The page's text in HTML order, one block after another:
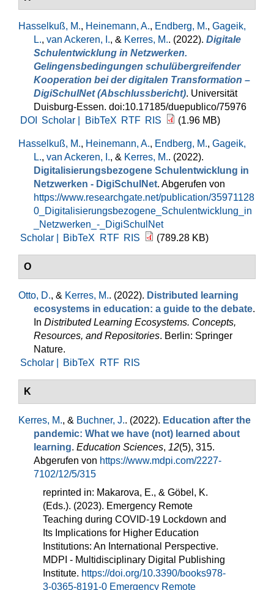
Hasselkuß, M., Heinemann, A., Endberg, M., Gageik,
L., van Ackeren, I., & Kerres, M.. (2022). Digitale
Schulentwicklung in Netzwerken.
Gelingensbedingungen schulübergreifender
Kooperation bei der digitalen Transformation –
DigiSchulNet (Abschlussbericht). Universität
Duisburg-Essen. doi:10.17185/duepublico/75976
DOI
Scholar | BibTeX RTF RIS (1.96 MB)
Hasselkuß, M., Heinemann, A., Endberg, M., Gageik,
L., van Ackeren, I., & Kerres, M.. (2022).
Digitalisierungsbezogene Schulentwicklung in
Netzwerken - DigiSchulNet. Abgerufen von
https://www.researchgate.net/publication/35971128
0_Digitalisierungsbezogene_Schulentwicklung_in
_Netzwerken_-_DigiSchulNet
Scholar |
BibTeX RTF RIS (789.28 KB)
O
Otto, D., & Kerres, M.. (2022). Distributed learning
ecosystems in education: a guide to the debate.
In Distributed Learning Ecosystems. Concepts,
Resources, and Repositories. Berlin: Springer
Nature.
Scholar |
BibTeX RTF RIS
K
Kerres, M., & Buchner, J.. (2022). Education after the
pandemic: What we have (not) learned about
learning. Education Sciences, 12(5), 315.
Abgerufen von https://www.mdpi.com/2227-
7102/12/5/315
reprinted in: Makarova, E., & Göbel, K.
(Eds.). (2023). Emergency Remote
Teaching during COVID-19 Lockdown and
Its Implications for Higher Education
Institutions: An International Perspective.
MDPI - Multidisciplinary Digital Publishing
Institute. https://doi.org/10.3390/books978-
3-0365-8191-0 Emergency Remote